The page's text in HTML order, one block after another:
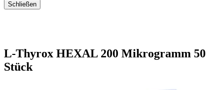
Schließen
L-Thyrox HEXAL 200 Mikrogramm 50
Stück